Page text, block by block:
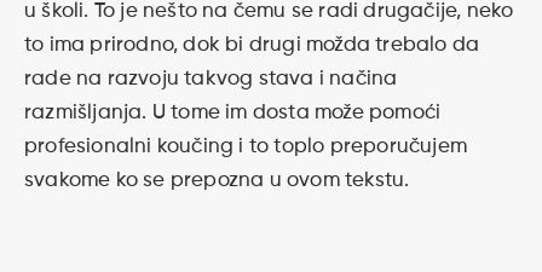
u školi. To je nešto na čemu se radi drugačije, neko
to ima prirodno, dok bi drugi možda trebalo da
rade na razvoju takvog stava i načina
razmišljanja. U tome im dosta može pomoći
profesionalni koučing i to toplo preporučujem
svakome ko se prepozna u ovom tekstu.